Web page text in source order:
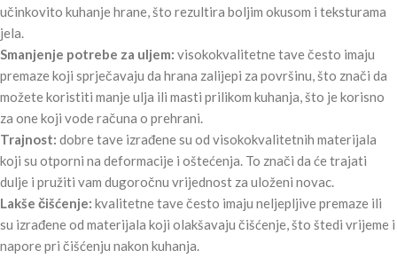
učinkovito kuhanje hrane, što rezultira boljim okusom i teksturama
jela.
Smanjenje potrebe za uljem: visokokvalitetne tave često imaju
premaze koji sprječavaju da hrana zalijepi za površinu, što znači da
možete koristiti manje ulja ili masti prilikom kuhanja, što je korisno
za one koji vode računa o prehrani.
Trajnost: dobre tave izrađene su od visokokvalitetnih materijala
koji su otporni na deformacije i oštećenja. To znači da će trajati
dulje i pružiti vam dugoročnu vrijednost za uloženi novac.
Lakše čišćenje: kvalitetne tave često imaju neljepljive premaze ili
su izrađene od materijala koji olakšavaju čišćenje, što štedi vrijeme i
napore pri čišćenju nakon kuhanja.